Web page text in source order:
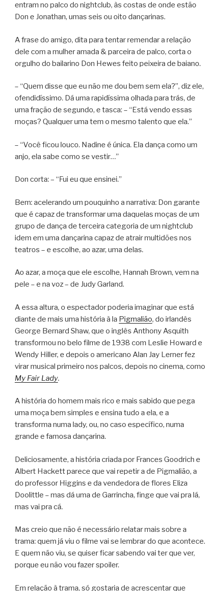
entram no palco do nightclub, às costas de onde estão
Don e Jonathan, umas seis ou oito dançarinas.
A frase do amigo, dita para tentar remendar a relação
dele com a mulher amada & parceira de palco, corta o
orgulho do bailarino Don Hewes feito peixeira de baiano.
– “Quem disse que eu não me dou bem sem ela?”, diz ele,
ofendidíssimo. Dá uma rapidíssima olhada para trás, de
uma fração de segundo, e tasca: – “Está vendo essas
moças? Qualquer uma tem o mesmo talento que ela.”
– “Você ficou louco. Nadine é única. Ela dança como um
anjo, ela sabe como se vestir…”
Don corta: – “Fui eu que ensinei.”
Bem: acelerando um pouquinho a narrativa: Don garante
que é capaz de transformar uma daquelas moças de um
grupo de dança de terceira categoria de um nightclub
idem em uma dançarina capaz de atrair multidões nos
teatros – e escolhe, ao azar, uma delas.
Ao azar, a moça que ele escolhe, Hannah Brown, vem na
pele – e na voz – de Judy Garland.
A essa altura, o espectador poderia imaginar que está
diante de mais uma história à la Pigmalião, do irlandês
George Bernard Shaw, que o inglês Anthony Asquith
transformou no belo filme de 1938 com Leslie Howard e
Wendy Hiller, e depois o americano Alan Jay Lerner fez
virar musical primeiro nos palcos, depois no cinema, como
My Fair Lady.
A história do homem mais rico e mais sabido que pega
uma moça bem simples e ensina tudo a ela, e a
transforma numa lady, ou, no caso específico, numa
grande e famosa dançarina.
Deliciosamente, a história criada por Frances Goodrich e
Albert Hackett parece que vai repetir a de Pigmalião, a
do professor Higgins e da vendedora de flores Eliza
Doolittle – mas dá uma de Garrincha, finge que vai pra lá,
mas vai pra cá.
Mas creio que não é necessário relatar mais sobre a
trama: quem já viu o filme vai se lembrar do que acontece.
E quem não viu, se quiser ficar sabendo vai ter que ver,
porque eu não vou fazer spoiler.
Em relação à trama, só gostaria de acrescentar que